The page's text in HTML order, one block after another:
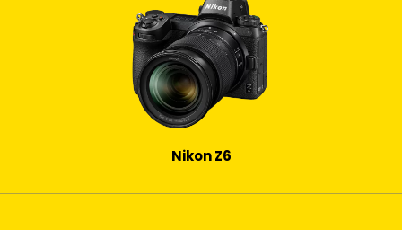
Nikon Z6